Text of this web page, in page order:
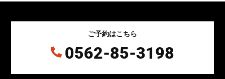
ご予約はこちら
 0562-85-3198